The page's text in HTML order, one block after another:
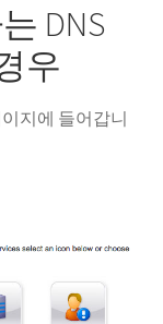
DNS
우
지에 들어갑니